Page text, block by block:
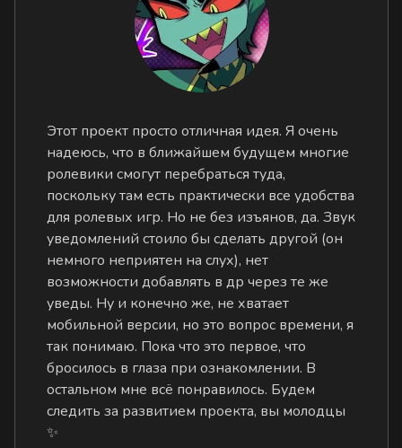
Этот проект просто отличная идея. Я очень
надеюсь, что в ближайшем будущем многие
ролевики смогут перебраться туда,
поскольку там есть практически все удобства
для ролевых игр. Но не без изъянов, да. Звук
уведомлений стоило бы сделать другой (он
немного неприятен на слух), нет
возможности добавлять в др через те же
уведы. Ну и конечно же, не хватает
мобильной версии, но это вопрос времени, я
так понимаю. Пока что это первое, что
бросилось в глаза при ознакомлении. В
остальном мне всё понравилось. Будем
следить за развитием проекта, вы молодцы
✨